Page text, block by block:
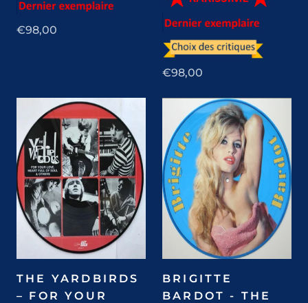
€98,00
€98,00
THE YARDBIRDS
– FOR YOUR
BRIGITTE
BARDOT - THE